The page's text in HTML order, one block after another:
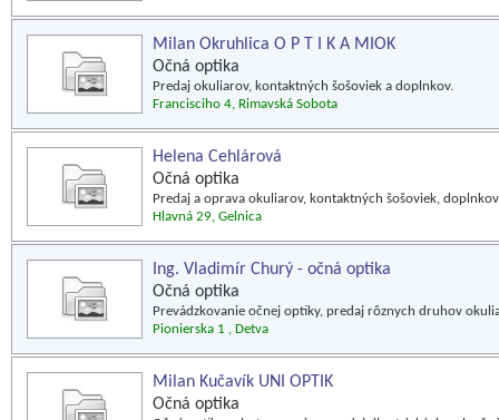
Milan Okruhlica O P T I K A MIOK
Očná optika
Predaj okuliarov, kontaktných šošoviek a doplnkov.
Francisciho 4, Rimavská Sobota
Helena Cehlárová
Očná optika
Predaj a oprava okuliarov, kontaktných šošoviek,
Hlavná 29, Gelnica
Ing. Vladimír Churý - očná optika
Očná optika
Prevádzkovanie očnej optiky, predaj rôznych druhov
Pionierska 1 , Detva
Milan Kučavík UNI OPTIK
Očná optika